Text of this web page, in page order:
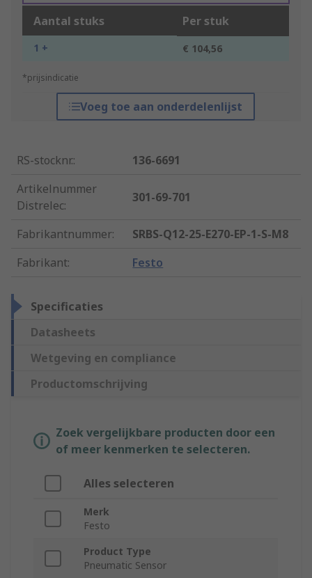
Aantal stuks Per stuk
1 + € 104,56
*prijsindicatie
Voeg toe aan onderdelenlijst
RS-stocknr.:
136-6691
Artikelnummer
Distrelec:
301-69-701
Fabrikantnummer:
SRBS-Q12-25-E270-EP-1-S-M8
Fabrikant: Festo
Specificaties
Datasheets
Wetgeving en compliance
Productomschrijving
Zoek vergelijkbare producten door een
of meer kenmerken te selecteren.
Alles selecteren
Merk
Festo
Product Type
Pneumatic Sensor